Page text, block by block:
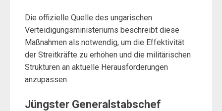
Die offizielle Quelle des ungarischen
Verteidigungsministeriums beschreibt diese
Maßnahmen als notwendig, um die Effektivität
der Streitkräfte zu erhöhen und die militärischen
Strukturen an aktuelle Herausforderungen
anzupassen.
Jüngster Generalstabschef